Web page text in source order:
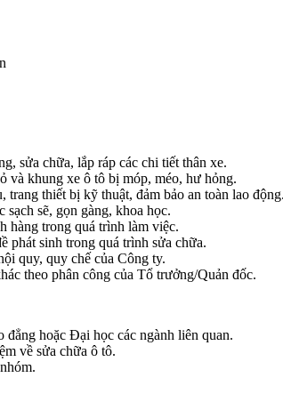
sửa chữa, lắp ráp các chi tiết thân xe.
và khung xe ô tô bị móp, méo, hư hỏng.
trang thiết bị kỹ thuật, đảm bảo an toàn lao động.
sẽ, gọn gàng, khoa học.
hàng trong quá trình làm việc.
phát sinh trong quá trình sửa chữa.
quy, quy chế của Công ty.
theo phân công của Tổ trưởng/Quản đốc.
đẳng hoặc Đại học các ngành liên quan.
về sửa chữa ô tô.